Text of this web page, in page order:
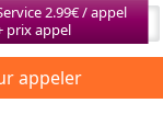
2.99€ / appel
prix appel
appeler